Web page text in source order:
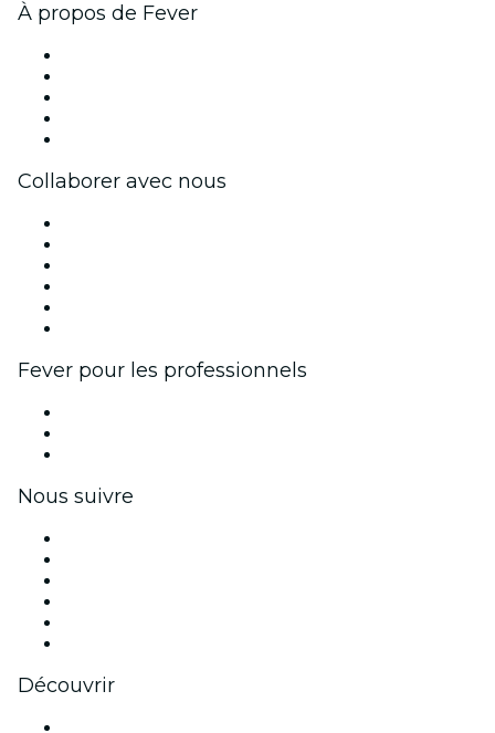
À propos de Fever
Collaborer avec nous
Fever pour les professionnels
Nous suivre
Découvrir